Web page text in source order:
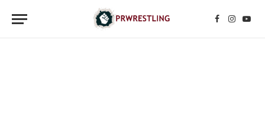
Facebook